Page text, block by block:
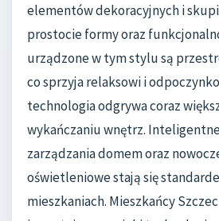
elementów dekoracyjnych i
prostocie formy oraz
urządzone w tym stylu są
co sprzyja relaksowi i
technologia odgrywa coraz
wykańczaniu wnętrz.
zarządzania domem oraz
oświetleniowe stają się
mieszkaniach. Mieszkańcy